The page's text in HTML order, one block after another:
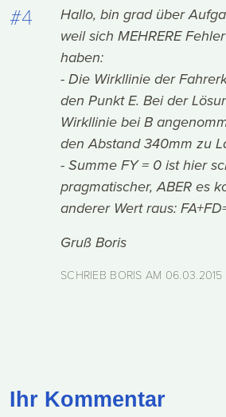
#4
Hallo, bin grad über
weil sich MEHRERE
haben:
- Die Wirkllinie der
den Punkt E. Bei der
Wirkllinie bei B
den Abstand 340mm zu
- Summe FY = 0 ist hier
pragmatischer, ABER es
anderer Wert raus:
Gruß Boris
SCHRIEB BORIS AM 06.03.2015
Ihr Kommentar